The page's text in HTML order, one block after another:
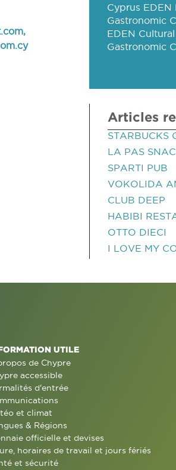
,
Cyprus EDEN
Gastronomic
EDEN
Gastronomic
Articles
STARBUCKS
LA PAS
SPARTI PUB
VOKOLIDA
CLUB DEEP
HABIBI
OTTO DIECI
I LOVE MY
UTILE
de Chypre
accessible
d'entrée
et climat
& Régions
officielle et devises
horaires de travail et jours fériés
et sécurité